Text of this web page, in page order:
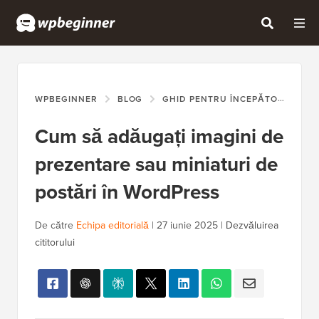
WPBEGINNER BLOG GHID PENTRU ÎNCEPĂTORI
Cum să adăugați imagini de
prezentare sau miniaturi de
postări în WordPress
De către Echipa editorială | 27 iunie 2025 | Dezvăluirea
cititorului